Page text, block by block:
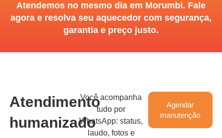
Atendemos no mesmo dia em Morumbi. Fale
agora e resolva seu aquecedor com segurança,
garantia e preço justo.
Atendimento
humanizado
Você acompanha
tudo por
WhatsApp: status,
laudo, fotos e
Agendar
manutenção